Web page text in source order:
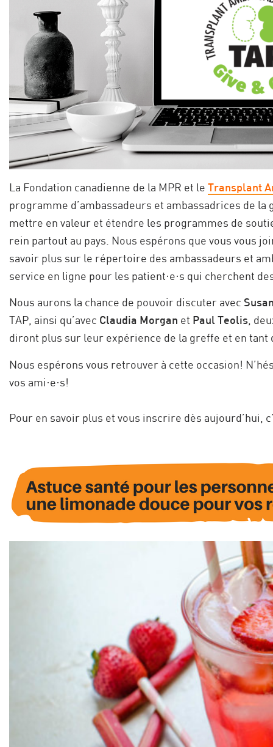
La Fondation canadienne de la MPR et le Transplant
programme d’ambassadeurs et ambassadrices de
mettre en valeur et étendre les programmes de
rein partout au pays. Nous espérons que vous vous
savoir plus sur le répertoire des ambassadeurs et
service en ligne pour les patient·e·s qui cherchent
Nous aurons la chance de pouvoir discuter avec
TAP, ainsi qu’avec Claudia Morgan et Paul Teolis ,
diront plus sur leur expérience de la greffe et en tant
Nous espérons vous retrouver à cette occasion!
vos ami·e·s!
Pour en savoir plus et vous inscrire dès aujourd’hui,